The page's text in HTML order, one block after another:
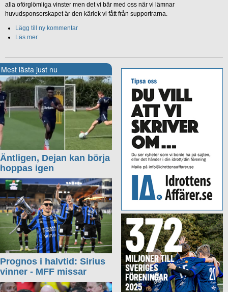
alla oförglömliga vinster men det vi bär med oss när vi lämnar
huvudsponsorskapet är den kärlek vi fått från supportrarna.
Lägg till ny kommentar
Läs mer
Mest lästa just nu
Äntligen, Dejan kan börja
hoppas igen
Prognos i halvtid: Sirius
vinner - MFF missar